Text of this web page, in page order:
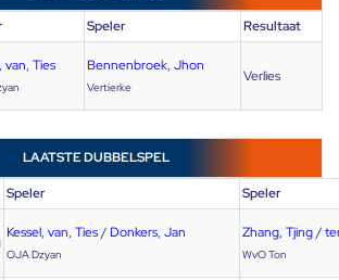
Speler
Resultaat
van, Ties Bennenbroek, Jhon
Vertierke
Verlies
LAATSTE DUBBELSPEL
Speler
Speler
Kessel, van, Ties/ Donkers, Jan
OJA Dzyan
Zhang, Tjing/
WvO Ton